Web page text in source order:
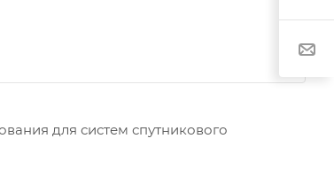
для систем спутникового